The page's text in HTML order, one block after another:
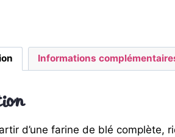
Informations
d’une farine de blé